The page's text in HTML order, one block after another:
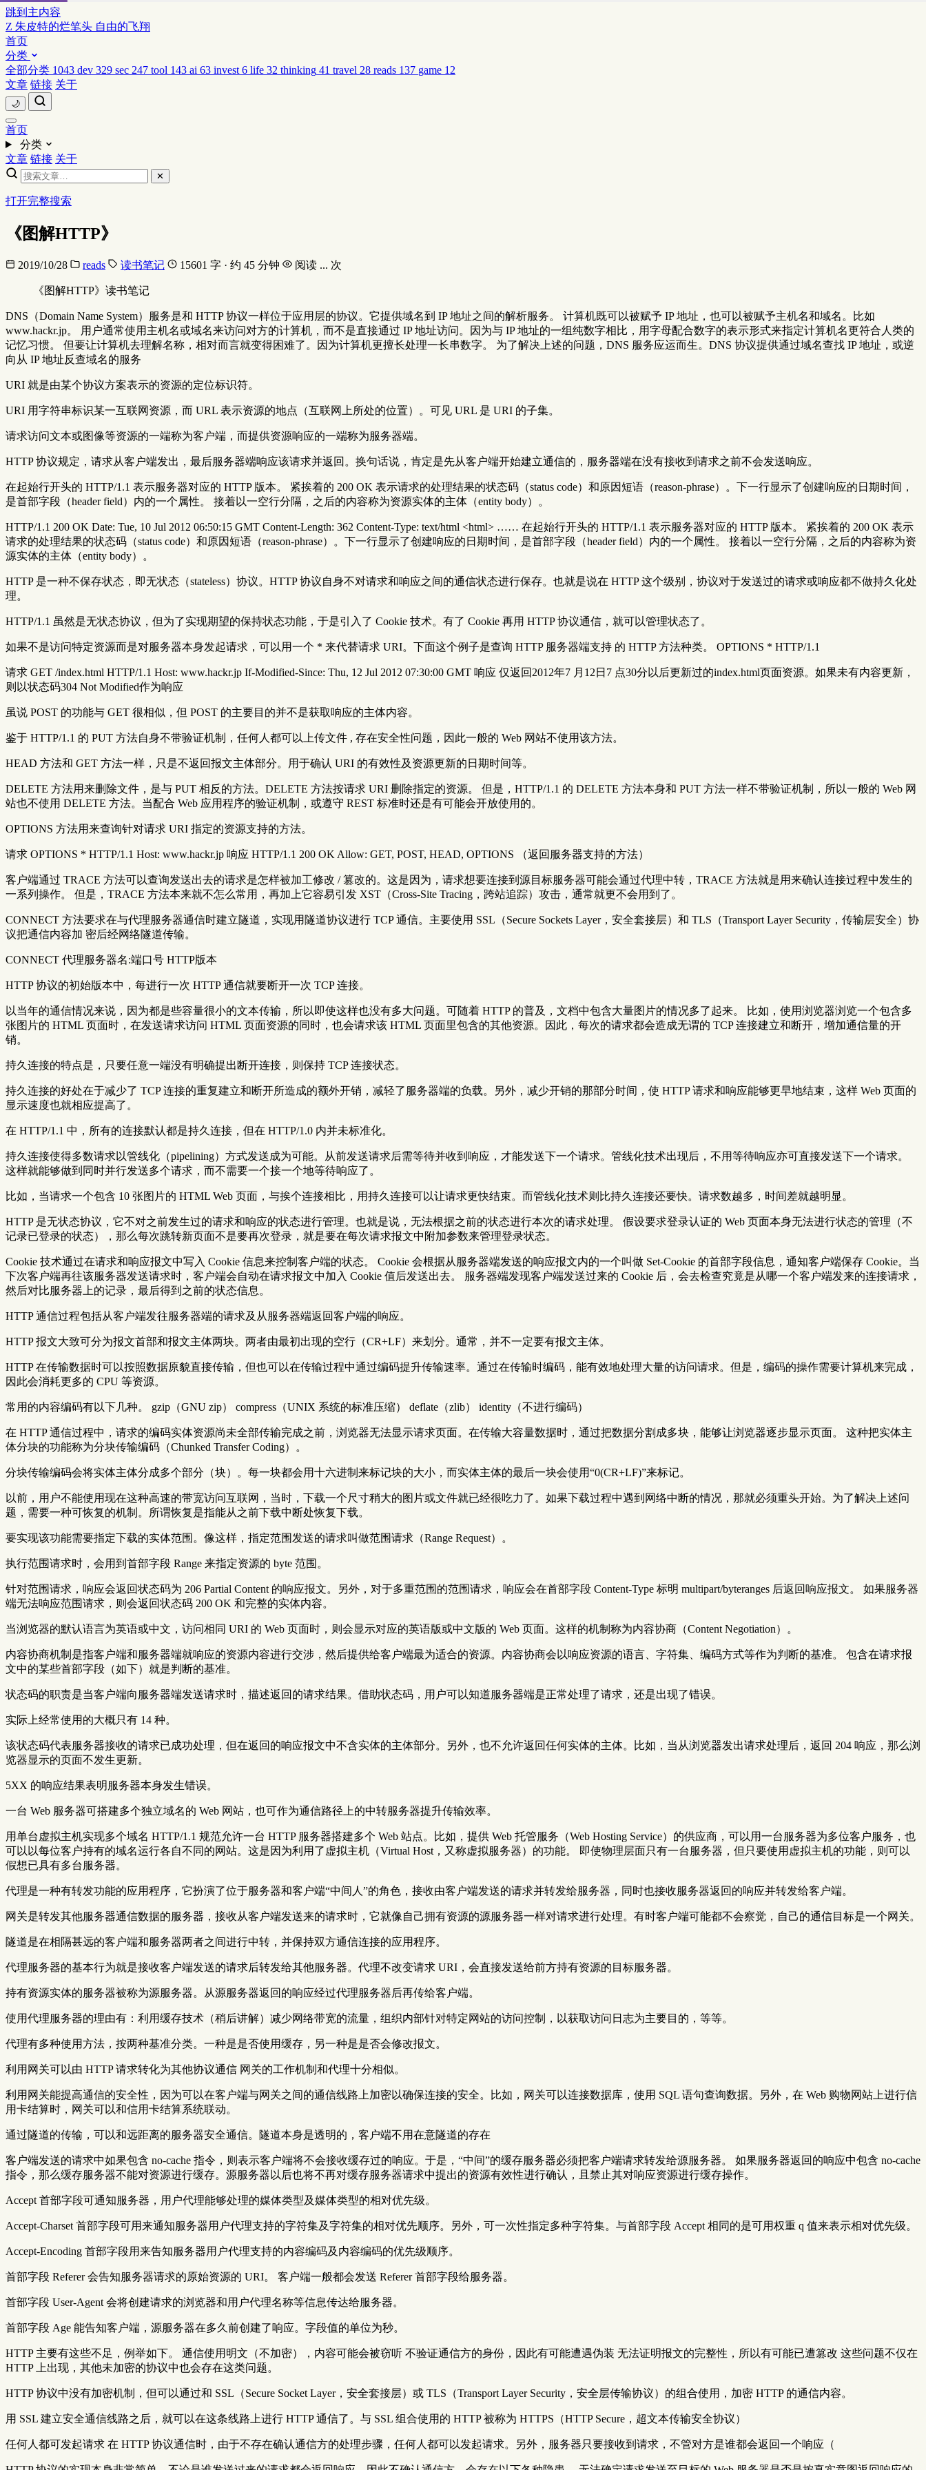
跳到主内容
Z 朱皮特的烂笔头 自由的飞翔
首页
分类
全部分类 1043 dev 329 sec 247 tool 143 ai 63 invest 6 life 32 thinking 41 travel 28 reads 137 game 12
文章 链接 关于
🌙
首页
分类
文章 链接 关于
✕
打开完整搜索
《图解HTTP》
2019/10/28 reads 读书笔记 15601 字 · 约 45 分钟 阅读 ... 次
《图解HTTP》读书笔记
DNS（Domain Name System）服务是和 HTTP 协议一样位于应用层的协议。它提供域名到 IP 地址之间的解析服务。 计算机既可以被赋予 IP 地址，也可以被赋予主机名和域名。比如
www.hackr.jp。 用户通常使用主机名或域名来访问对方的计算机，而不是直接通过 IP 地址访问。因为与 IP 地址的一组纯数字相比，用字母配合数字的表示形式来指定计算机名更符合人类的
记忆习惯。 但要让计算机去理解名称，相对而言就变得困难了。因为计算机更擅长处理一长串数字。 为了解决上述的问题，DNS 服务应运而生。DNS 协议提供通过域名查找 IP 地址，或逆
向从 IP 地址反查域名的服务
URI 就是由某个协议方案表示的资源的定位标识符。
URI 用字符串标识某一互联网资源，而 URL 表示资源的地点（互联网上所处的位置）。可见 URL 是 URI 的子集。
请求访问文本或图像等资源的一端称为客户端，而提供资源响应的一端称为服务器端。
HTTP 协议规定，请求从客户端发出，最后服务器端响应该请求并返回。换句话说，肯定是先从客户端开始建立通信的，服务器端在没有接收到请求之前不会发送响应。
在起始行开头的 HTTP/1.1 表示服务器对应的 HTTP 版本。 紧挨着的 200 OK 表示请求的处理结果的状态码（status code）和原因短语（reason-phrase）。下一行显示了创建响应的日期时间，
是首部字段（header field）内的一个属性。 接着以一空行分隔，之后的内容称为资源实体的主体（entity body）。
HTTP/1.1 200 OK Date: Tue, 10 Jul 2012 06:50:15 GMT Content-Length: 362 Content-Type: text/html <html> …… 在起始行开头的 HTTP/1.1 表示服务器对应的 HTTP 版本。 紧挨着的 200 OK 表示
请求的处理结果的状态码（status code）和原因短语（reason-phrase）。下一行显示了创建响应的日期时间，是首部字段（header field）内的一个属性。 接着以一空行分隔，之后的内容称为资
源实体的主体（entity body）。
HTTP 是一种不保存状态，即无状态（stateless）协议。HTTP 协议自身不对请求和响应之间的通信状态进行保存。也就是说在 HTTP 这个级别，协议对于发送过的请求或响应都不做持久化处
理。
HTTP/1.1 虽然是无状态协议，但为了实现期望的保持状态功能，于是引入了 Cookie 技术。有了 Cookie 再用 HTTP 协议通信，就可以管理状态了。
如果不是访问特定资源而是对服务器本身发起请求，可以用一个 * 来代替请求 URI。下面这个例子是查询 HTTP 服务器端支持 的 HTTP 方法种类。 OPTIONS * HTTP/1.1
请求 GET /index.html HTTP/1.1 Host: www.hackr.jp If-Modified-Since: Thu, 12 Jul 2012 07:30:00 GMT 响应 仅返回2012年7 月12日7 点30分以后更新过的index.html页面资源。如果未有内容更新，
则以状态码304 Not Modified作为响应
虽说 POST 的功能与 GET 很相似，但 POST 的主要目的并不是获取响应的主体内容。
鉴于 HTTP/1.1 的 PUT 方法自身不带验证机制，任何人都可以上传文件 , 存在安全性问题，因此一般的 Web 网站不使用该方法。
HEAD 方法和 GET 方法一样，只是不返回报文主体部分。用于确认 URI 的有效性及资源更新的日期时间等。
DELETE 方法用来删除文件，是与 PUT 相反的方法。DELETE 方法按请求 URI 删除指定的资源。 但是，HTTP/1.1 的 DELETE 方法本身和 PUT 方法一样不带验证机制，所以一般的 Web 网
站也不使用 DELETE 方法。当配合 Web 应用程序的验证机制，或遵守 REST 标准时还是有可能会开放使用的。
OPTIONS 方法用来查询针对请求 URI 指定的资源支持的方法。
请求 OPTIONS * HTTP/1.1 Host: www.hackr.jp 响应 HTTP/1.1 200 OK Allow: GET, POST, HEAD, OPTIONS （返回服务器支持的方法）
客户端通过 TRACE 方法可以查询发送出去的请求是怎样被加工修改 / 篡改的。这是因为，请求想要连接到源目标服务器可能会通过代理中转，TRACE 方法就是用来确认连接过程中发生的
一系列操作。 但是，TRACE 方法本来就不怎么常用，再加上它容易引发 XST（Cross-Site Tracing，跨站追踪）攻击，通常就更不会用到了。
CONNECT 方法要求在与代理服务器通信时建立隧道，实现用隧道协议进行 TCP 通信。主要使用 SSL（Secure Sockets Layer，安全套接层）和 TLS（Transport Layer Security，传输层安全）协
议把通信内容加 密后经网络隧道传输。
CONNECT 代理服务器名:端口号 HTTP版本
HTTP 协议的初始版本中，每进行一次 HTTP 通信就要断开一次 TCP 连接。
以当年的通信情况来说，因为都是些容量很小的文本传输，所以即使这样也没有多大问题。可随着 HTTP 的普及，文档中包含大量图片的情况多了起来。 比如，使用浏览器浏览一个包含多
张图片的 HTML 页面时，在发送请求访问 HTML 页面资源的同时，也会请求该 HTML 页面里包含的其他资源。因此，每次的请求都会造成无谓的 TCP 连接建立和断开，增加通信量的开
销。
持久连接的特点是，只要任意一端没有明确提出断开连接，则保持 TCP 连接状态。
持久连接的好处在于减少了 TCP 连接的重复建立和断开所造成的额外开销，减轻了服务器端的负载。另外，减少开销的那部分时间，使 HTTP 请求和响应能够更早地结束，这样 Web 页面的
显示速度也就相应提高了。
在 HTTP/1.1 中，所有的连接默认都是持久连接，但在 HTTP/1.0 内并未标准化。
持久连接使得多数请求以管线化（pipelining）方式发送成为可能。从前发送请求后需等待并收到响应，才能发送下一个请求。管线化技术出现后，不用等待响应亦可直接发送下一个请求。
这样就能够做到同时并行发送多个请求，而不需要一个接一个地等待响应了。
比如，当请求一个包含 10 张图片的 HTML Web 页面，与挨个连接相比，用持久连接可以让请求更快结束。而管线化技术则比持久连接还要快。请求数越多，时间差就越明显。
HTTP 是无状态协议，它不对之前发生过的请求和响应的状态进行管理。也就是说，无法根据之前的状态进行本次的请求处理。 假设要求登录认证的 Web 页面本身无法进行状态的管理（不
记录已登录的状态），那么每次跳转新页面不是要再次登录，就是要在每次请求报文中附加参数来管理登录状态。
Cookie 技术通过在请求和响应报文中写入 Cookie 信息来控制客户端的状态。 Cookie 会根据从服务器端发送的响应报文内的一个叫做 Set-Cookie 的首部字段信息，通知客户端保存 Cookie。当
下次客户端再往该服务器发送请求时，客户端会自动在请求报文中加入 Cookie 值后发送出去。 服务器端发现客户端发送过来的 Cookie 后，会去检查究竟是从哪一个客户端发来的连接请求，
然后对比服务器上的记录，最后得到之前的状态信息。
HTTP 通信过程包括从客户端发往服务器端的请求及从服务器端返回客户端的响应。
HTTP 报文大致可分为报文首部和报文主体两块。两者由最初出现的空行（CR+LF）来划分。通常，并不一定要有报文主体。
HTTP 在传输数据时可以按照数据原貌直接传输，但也可以在传输过程中通过编码提升传输速率。通过在传输时编码，能有效地处理大量的访问请求。但是，编码的操作需要计算机来完成，
因此会消耗更多的 CPU 等资源。
常用的内容编码有以下几种。 gzip（GNU zip） compress（UNIX 系统的标准压缩） deflate（zlib） identity（不进行编码）
在 HTTP 通信过程中，请求的编码实体资源尚未全部传输完成之前，浏览器无法显示请求页面。在传输大容量数据时，通过把数据分割成多块，能够让浏览器逐步显示页面。 这种把实体主
体分块的功能称为分块传输编码（Chunked Transfer Coding）。
分块传输编码会将实体主体分成多个部分（块）。每一块都会用十六进制来标记块的大小，而实体主体的最后一块会使用“0(CR+LF)”来标记。
以前，用户不能使用现在这种高速的带宽访问互联网，当时，下载一个尺寸稍大的图片或文件就已经很吃力了。如果下载过程中遇到网络中断的情况，那就必须重头开始。为了解决上述问
题，需要一种可恢复的机制。所谓恢复是指能从之前下载中断处恢复下载。
要实现该功能需要指定下载的实体范围。像这样，指定范围发送的请求叫做范围请求（Range Request）。
执行范围请求时，会用到首部字段 Range 来指定资源的 byte 范围。
针对范围请求，响应会返回状态码为 206 Partial Content 的响应报文。另外，对于多重范围的范围请求，响应会在首部字段 Content-Type 标明 multipart/byteranges 后返回响应报文。 如果服务器
端无法响应范围请求，则会返回状态码 200 OK 和完整的实体内容。
当浏览器的默认语言为英语或中文，访问相同 URI 的 Web 页面时，则会显示对应的英语版或中文版的 Web 页面。这样的机制称为内容协商（Content Negotiation）。
内容协商机制是指客户端和服务器端就响应的资源内容进行交涉，然后提供给客户端最为适合的资源。内容协商会以响应资源的语言、字符集、编码方式等作为判断的基准。 包含在请求报
文中的某些首部字段（如下）就是判断的基准。
状态码的职责是当客户端向服务器端发送请求时，描述返回的请求结果。借助状态码，用户可以知道服务器端是正常处理了请求，还是出现了错误。
实际上经常使用的大概只有 14 种。
该状态码代表服务器接收的请求已成功处理，但在返回的响应报文中不含实体的主体部分。另外，也不允许返回任何实体的主体。比如，当从浏览器发出请求处理后，返回 204 响应，那么浏
览器显示的页面不发生更新。
5XX 的响应结果表明服务器本身发生错误。
一台 Web 服务器可搭建多个独立域名的 Web 网站，也可作为通信路径上的中转服务器提升传输效率。
用单台虚拟主机实现多个域名 HTTP/1.1 规范允许一台 HTTP 服务器搭建多个 Web 站点。比如，提供 Web 托管服务（Web Hosting Service）的供应商，可以用一台服务器为多位客户服务，也
可以以每位客户持有的域名运行各自不同的网站。这是因为利用了虚拟主机（Virtual Host，又称虚拟服务器）的功能。 即使物理层面只有一台服务器，但只要使用虚拟主机的功能，则可以
假想已具有多台服务器。
代理是一种有转发功能的应用程序，它扮演了位于服务器和客户端“中间人”的角色，接收由客户端发送的请求并转发给服务器，同时也接收服务器返回的响应并转发给客户端。
网关是转发其他服务器通信数据的服务器，接收从客户端发送来的请求时，它就像自己拥有资源的源服务器一样对请求进行处理。有时客户端可能都不会察觉，自己的通信目标是一个网关。
隧道是在相隔甚远的客户端和服务器两者之间进行中转，并保持双方通信连接的应用程序。
代理服务器的基本行为就是接收客户端发送的请求后转发给其他服务器。代理不改变请求 URI，会直接发送给前方持有资源的目标服务器。
持有资源实体的服务器被称为源服务器。从源服务器返回的响应经过代理服务器后再传给客户端。
使用代理服务器的理由有：利用缓存技术（稍后讲解）减少网络带宽的流量，组织内部针对特定网站的访问控制，以获取访问日志为主要目的，等等。
代理有多种使用方法，按两种基准分类。一种是是否使用缓存，另一种是是否会修改报文。
利用网关可以由 HTTP 请求转化为其他协议通信 网关的工作机制和代理十分相似。
利用网关能提高通信的安全性，因为可以在客户端与网关之间的通信线路上加密以确保连接的安全。比如，网关可以连接数据库，使用 SQL 语句查询数据。另外，在 Web 购物网站上进行信
用卡结算时，网关可以和信用卡结算系统联动。
通过隧道的传输，可以和远距离的服务器安全通信。隧道本身是透明的，客户端不用在意隧道的存在
客户端发送的请求中如果包含 no-cache 指令，则表示客户端将不会接收缓存过的响应。于是，“中间”的缓存服务器必须把客户端请求转发给源服务器。 如果服务器返回的响应中包含 no-cache
指令，那么缓存服务器不能对资源进行缓存。源服务器以后也将不再对缓存服务器请求中提出的资源有效性进行确认，且禁止其对响应资源进行缓存操作。
Accept 首部字段可通知服务器，用户代理能够处理的媒体类型及媒体类型的相对优先级。
Accept-Charset 首部字段可用来通知服务器用户代理支持的字符集及字符集的相对优先顺序。另外，可一次性指定多种字符集。与首部字段 Accept 相同的是可用权重 q 值来表示相对优先级。
Accept-Encoding 首部字段用来告知服务器用户代理支持的内容编码及内容编码的优先级顺序。
首部字段 Referer 会告知服务器请求的原始资源的 URI。 客户端一般都会发送 Referer 首部字段给服务器。
首部字段 User-Agent 会将创建请求的浏览器和用户代理名称等信息传达给服务器。
首部字段 Age 能告知客户端，源服务器在多久前创建了响应。字段值的单位为秒。
HTTP 主要有这些不足，例举如下。 通信使用明文（不加密），内容可能会被窃听 不验证通信方的身份，因此有可能遭遇伪装 无法证明报文的完整性，所以有可能已遭篡改 这些问题不仅在
HTTP 上出现，其他未加密的协议中也会存在这类问题。
HTTP 协议中没有加密机制，但可以通过和 SSL（Secure Socket Layer，安全套接层）或 TLS（Transport Layer Security，安全层传输协议）的组合使用，加密 HTTP 的通信内容。
用 SSL 建立安全通信线路之后，就可以在这条线路上进行 HTTP 通信了。与 SSL 组合使用的 HTTP 被称为 HTTPS（HTTP Secure，超文本传输安全协议）
任何人都可发起请求 在 HTTP 协议通信时，由于不存在确认通信方的处理步骤，任何人都可以发起请求。另外，服务器只要接收到请求，不管对方是谁都会返回一个响应（